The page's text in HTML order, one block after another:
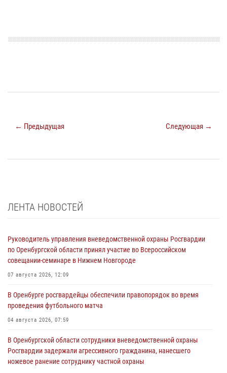
← Предыдущая Следующая →
ЛЕНТА НОВОСТЕЙ
Руководитель управления вневедомственной охраны Росгвардии
по Оренбургской области принял участие во Всероссийском
совещании-семинаре в Нижнем Новгороде
07 августа 2026, 12:09
В Оренбурге росгвардейцы обеспечили правопорядок во время
проведения футбольного матча
04 августа 2026, 07:59
В Оренбургской области сотрудники вневедомственной охраны
Росгвардии задержали агрессивного гражданина, нанесшего
ножевое ранение сотруднику частной охраны